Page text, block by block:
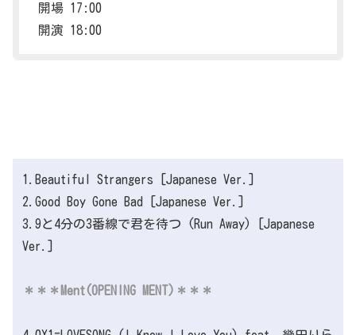
開場 17:00
開演 18:00
1.Beautiful Strangers [Japanese Ver.]
2.Good Boy Gone Bad [Japanese Ver.]
3.9と4分の3番線で君を待つ (Run Away) [Japanese
Ver.]
＊＊＊Ment(OPENING MENT)＊＊＊